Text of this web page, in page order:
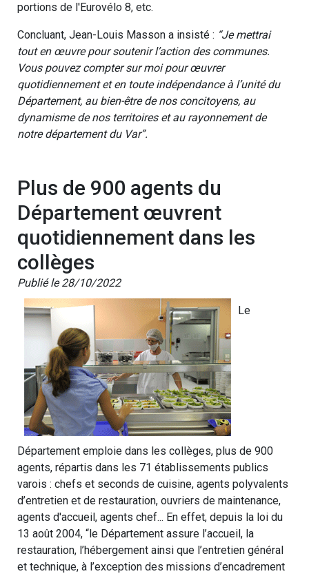
portions de l'Eurovélo 8, etc.
Concluant, Jean-Louis Masson a insisté : “Je mettrai
tout en œuvre pour soutenir l’action des communes.
Vous pouvez compter sur moi pour œuvrer
quotidiennement et en toute indépendance à l’unité du
Département, au bien-être de nos concitoyens, au
dynamisme de nos territoires et au rayonnement de
notre département du Var”.
Plus de 900 agents du
Département œuvrent
quotidiennement dans les
collèges
Publié le 28/10/2022
Le
Département emploie dans les collèges, plus de 900
agents, répartis dans les 71 établissements publics
varois : chefs et seconds de cuisine, agents polyvalents
d’entretien et de restauration, ouvriers de maintenance,
agents d'accueil, agents chef... En effet, depuis la loi du
13 août 2004, “le Département assure l’accueil, la
restauration, l’hébergement ainsi que l’entretien général
et technique, à l’exception des missions d’encadrement